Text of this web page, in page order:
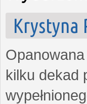
Krystyna
kilku dekad